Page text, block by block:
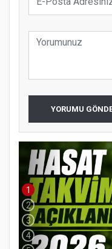
YORUMU
1
2
3
4